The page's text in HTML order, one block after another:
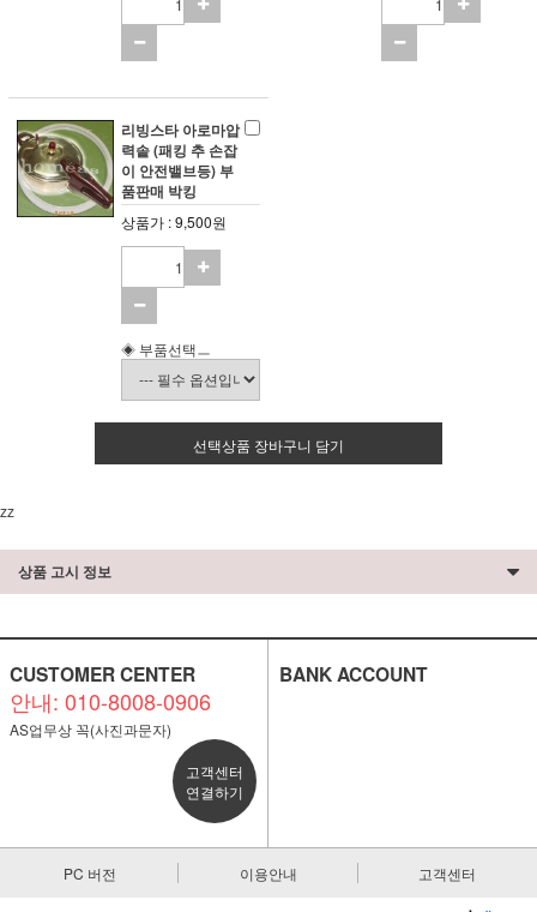
리빙스타 아로마압
력솥 (패킹 추 손잡
이 안전밸브등) 부
품판매 박킹
상품가 : 9,500원
◈ 부품선택ㅡ
선택상품 장바구니 담기
zz
상품 고시 정보
CUSTOMER CENTER
안내: 010-8008-0906
AS업무상 꼭(사진과문자)
고객센터
연결하기
BANK ACCOUNT
PC 버전 이용안내 고객센터